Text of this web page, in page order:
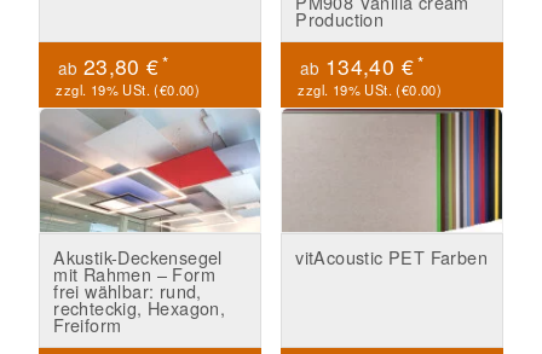
ab 23,80 €*
zzgl. 19% USt. (€0.00)
Production
ab 134,40 €*
zzgl. 19% USt. (€0.00)
Akustik-Deckensegel
mit Rahmen – Form
frei wählbar: rund,
rechteckig, Hexagon,
Freiform
vitAcoustic PET Farben